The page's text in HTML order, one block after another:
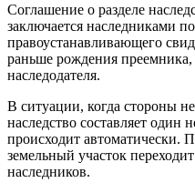
Соглашение о разделе
заключается наследниками
правоустанавливающего
раньше рождения преемника,
наследодателя.
В ситуации, когда стороны
наследство составляет один
происходит автоматически.
земельный участок
наследников.